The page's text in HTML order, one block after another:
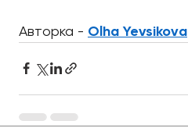
Авторка - Olha Yevsikova